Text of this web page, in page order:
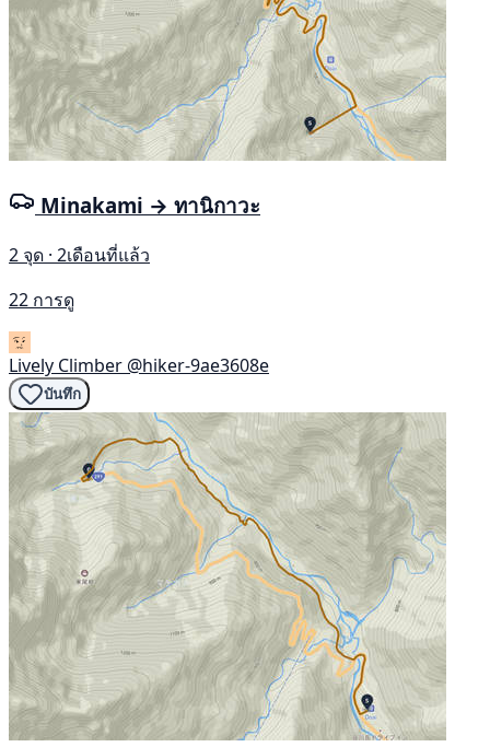
Minakami → ทานิกาวะ
2 จุด · 2เดือนที่แล้ว
22 การดู
Lively Climber @hiker-9ae3608e
บันทึก